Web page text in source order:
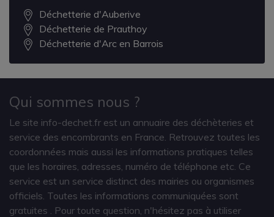
Déchetterie d'Auberive
Déchetterie de Prauthoy
Déchetterie d'Arc en Barrois
Qui sommes nous ?
Le site info-dechet.fr est un annuaire des déchèteries et
service des encombrants en France. Retrouvez toutes les
coordonnées mais aussi les informations pratiques telles
que les horaires, adresses, numéro de téléphone etc. Ce
service est un service distinct des mairies ou organismes
officiels. Toutes les informations communiquées sont
gratuites
. Pour toute question, n'hésitez pas à utiliser